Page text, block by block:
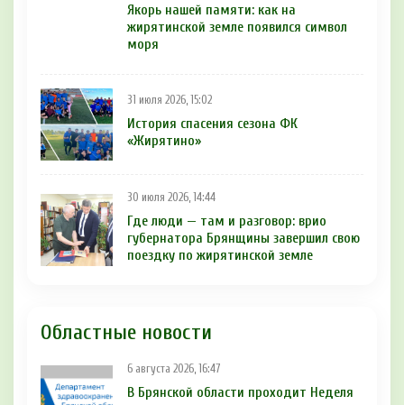
Якорь нашей памяти: как на
жирятинской земле появился символ
моря
31 июля 2026, 15:02
История спасения сезона ФК
«Жирятино»
30 июля 2026, 14:44
Где люди — там и разговор: врио
губернатора Брянщины завершил свою
поездку по жирятинской земле
Областные новости
6 августа 2026, 16:47
В Брянской области проходит Неделя